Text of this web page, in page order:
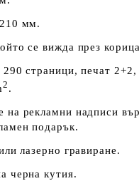
мм.
се вижда през
страници, печат
2 .
на рекламни надписи
подарък.
лазерно гравиране.
черна кутия.